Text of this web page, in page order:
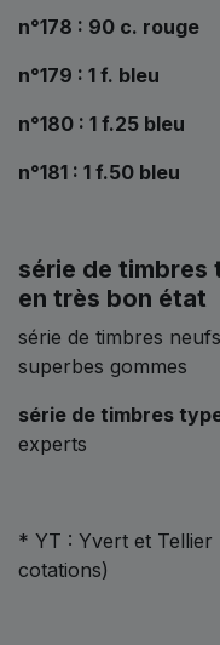
n°178 : 90 c. rouge
n°179 : 1 f. bleu
n°180 : 1 f.25 bleu
n°181 : 1 f.50 bleu
série de timbres
en très bon état
série de timbres
superbes gommes
série de timbres
experts
* YT : Yvert et
cotations)